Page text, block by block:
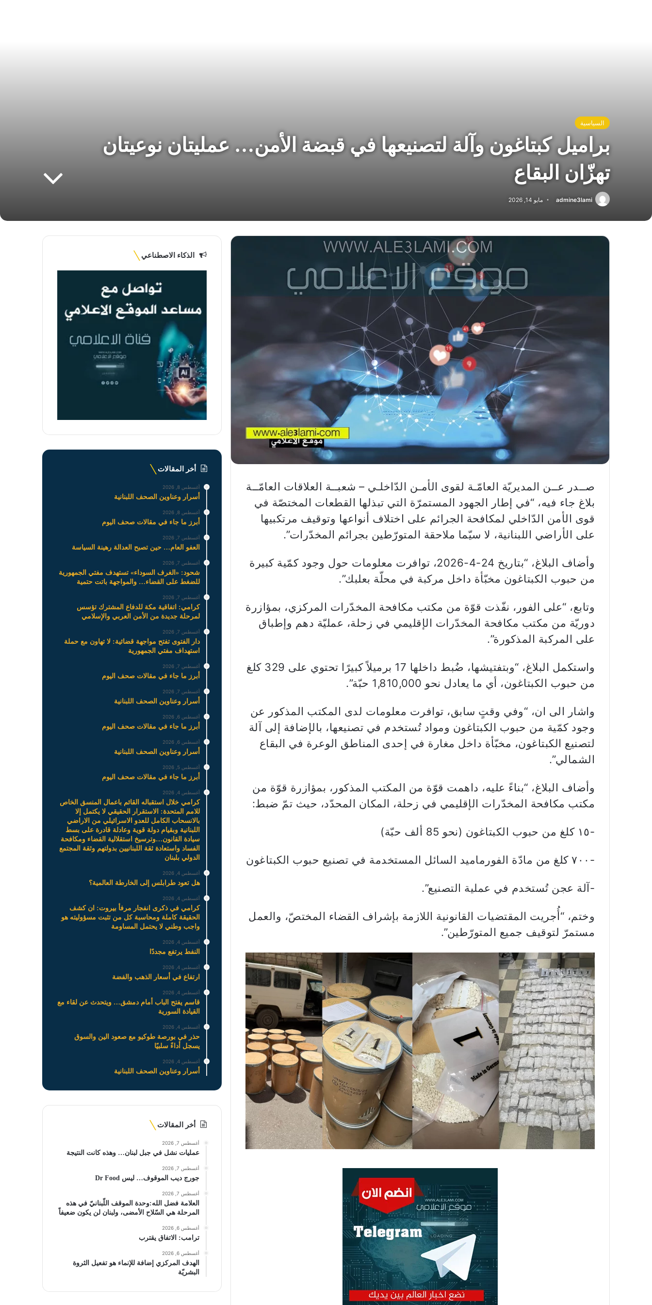
السياسية
براميل كبتاغون وآلة لتصنيعها في قبضة الأمن… عمليتان نوعيتان
تهزّان البقاع
admine3lami مايو 14, 2026
صــدر عــن المديريّة العامّـة لقوى الأمـن الدّاخلـي – شعبــة العلاقات العامّــة
بلاغ جاء فيه، “في إطار الجهود المستمرّة التي تبذلها القطعات المختصّة في
قوى الأمن الدّاخلي لمكافحة الجرائم على اختلاف أنواعها وتوقيف مرتكبيها
على الأراضي اللبنانية، لا سيّما ملاحقة المتورّطين بجرائم المخدّرات”.
وأضاف البلاغ، “بتاريخ 24-4-2026، توافرت معلومات حول وجود كمّية كبيرة
من حبوب الكبتاغون مخبّأة داخل مركبة في محلّة بعلبك”.
وتابع، “على الفور، نفّذت قوّة من مكتب مكافحة المخدّرات المركزي، بمؤازرة
دوريّة من مكتب مكافحة المخدّرات الإقليمي في زحلة، عمليّة دهم وإطباق
على المركبة المذكورة”.
واستكمل البلاغ، “وبتفتيشها، ضُبط داخلها 17 برميلاً كبيرًا تحتوي على 329 كلغ
من حبوب الكبتاغون، أي ما يعادل نحو 1,810,000 حبّة”.
واشار الى ان، “وفي وقتٍ سابق، توافرت معلومات لدى المكتب المذكور عن
وجود كمّية من حبوب الكبتاغون ومواد تُستخدم في تصنيعها، بالإضافة إلى آلة
لتصنيع الكبتاغون، مخبّأة داخل مغارة في إحدى المناطق الوعرة في البقاع
الشمالي”.
وأضاف البلاغ، “بناءً عليه، داهمت قوّة من المكتب المذكور، بمؤازرة قوّة من
مكتب مكافحة المخدّرات الإقليمي في زحلة، المكان المحدّد، حيث تمّ ضبط:
-١٥ كلغ من حبوب الكبتاغون (نحو 85 ألف حبّة)
-٧٠٠ كلغ من مادّة الفورماميد السائل المستخدمة في تصنيع حبوب الكبتاغون
-آلة عجن تُستخدم في عملية التصنيع”.
وختم، “أُجريت المقتضيات القانونية اللازمة بإشراف القضاء المختصّ، والعمل
مستمرّ لتوقيف جميع المتورّطين”.
الذكاء الاصطناعي
أخر المقالات
أغسطس 8, 2026
أسرار وعناوين الصحف اللبنانية
أغسطس 8, 2026
أبرز ما جاء في مقالات صحف اليوم
أغسطس 7, 2026
العفو العام… حين تصبح العدالة رهينة السياسة
أغسطس 7, 2026
شحود: «الغرف السوداء» تستهدف مفتي الجمهورية
للضغط على القضاء… والمواجهة باتت حتمية
أغسطس 7, 2026
كرامي: اتفاقية مكة للدفاع المشترك تؤسس
لمرحلة جديدة من الأمن العربي والإسلامي
أغسطس 7, 2026
دار الفتوى تفتح مواجهة قضائية: لا تهاون مع حملة
استهداف مفتي الجمهورية
أغسطس 7, 2026
أبرز ما جاء في مقالات صحف اليوم
أغسطس 7, 2026
أسرار وعناوين الصحف اللبنانية
أغسطس 6, 2026
أبرز ما جاء في مقالات صحف اليوم
أغسطس 6, 2026
أسرار وعناوين الصحف اللبنانية
أغسطس 5, 2026
أبرز ما جاء في مقالات صحف اليوم
أغسطس 4, 2026
كرامي خلال استقباله القائم باعمال المنسق الخاص
للامم المتحدة: الاستقرار الحقيقي لا يكتمل إلا
بالانسحاب الكامل للعدو الاسرائيلي من الاراضي
اللبنانية وبقيام دولة قوية وعادلة قادرة على بسط
سيادة القانون…وترسيخ استقلالية القضاء ومكافحة
الفساد واستعادة ثقة اللبنانيين بدولتهم وثقة المجتمع
الدولي بلبنان
أغسطس 4, 2026
هل تعود طرابلس إلى الخارطة العالمية؟
أغسطس 4, 2026
كرامي في ذكرى انفجار مرفأ بيروت: ان كشف
الحقيقة كاملة ومحاسبة كل من تثبت مسؤوليته هو
واجب وطني لا يحتمل المساومة
أغسطس 4, 2026
النفط يرتفع مجددًا
أغسطس 4, 2026
ارتفاع في أسعار الذهب والفضة
أغسطس 4, 2026
قاسم يفتح الباب أمام دمشق… ويتحدث عن لقاء مع
القيادة السورية
أغسطس 4, 2026
حذر في بورصة طوكيو مع صعود الين والسوق
يسجل أداءً سلبيًا
أغسطس 4, 2026
أسرار وعناوين الصحف اللبنانية
أخر المقالات
أغسطس 7, 2026
عمليات نشل في جبل لبنان… وهذه كانت النتيجة
أغسطس 7, 2026
جورج ديب الموقوف… ليس Dr Food
أغسطس 7, 2026
العلامة فضل الله:وحدة الموقف اللّبنانيّ في هذه
المرحلة هي السّلاح الأمضى، ولبنان لن يكون ضعيفاً
أغسطس 6, 2026
ترامب: الاتفاق يقترب
أغسطس 6, 2026
الهدف المركزي إضافة للإنماء هو تفعيل الثروة
البشريّة